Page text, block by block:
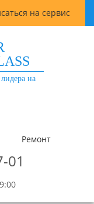
на сервис
на
Ремонт
01